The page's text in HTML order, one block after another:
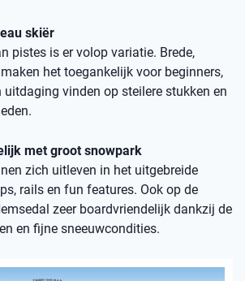
skiër
pistes is er volop variatie. Brede,
het toegankelijk voor beginners,
uitdaging vinden op steilere stukken en
met groot snowpark
zich uitleven in het uitgebreide
rails en fun features. Ook op de
zeer boardvriendelijk dankzij de
en fijne sneeuwcondities.